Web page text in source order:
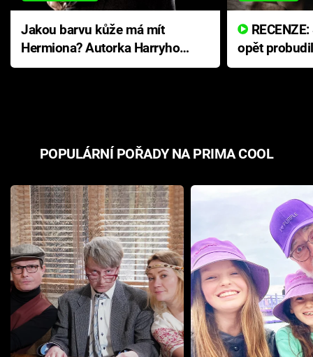
Jakou barvu kůže má mít
Hermiona? Autorka Harryho
Pottera přišla s ráznou
opět
přichází s
POPULÁRNÍ POŘADY NA PRIMA COOL